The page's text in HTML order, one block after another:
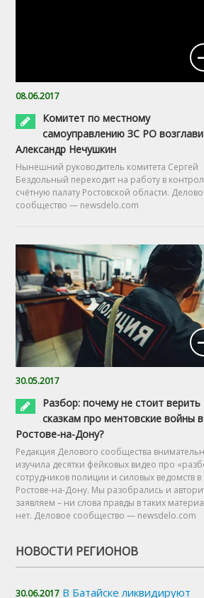
08.06.2017
Комитет по местному
самоуправлению ЗС РО
Александр Нечушкин
Нынешний руководитель комитета Сергей
Бездольный переходит на работу в
счётную палату Ростовской области.
сообщество — newsdelo.com
30.05.2017
Разбор: почему не стоит верить
сказкам про ментовские войны в
Ростове-на-Дону?
Редакция Делового сообщества
изучила десятки фейковых видео про
сотрудников полиции и силовых ведомств в
Ростове-на-Дону. Мы разобрались и
заявляем – ни слова правды в таких
нет. Деловое сообщество — newsdelo.com
НОВОСТИ РЕГИОНОВ
30.06.2017 В Батайске ликвидируют